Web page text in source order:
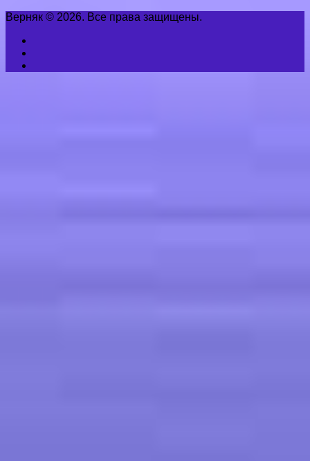
Верняк © 2026. Все права защищены.